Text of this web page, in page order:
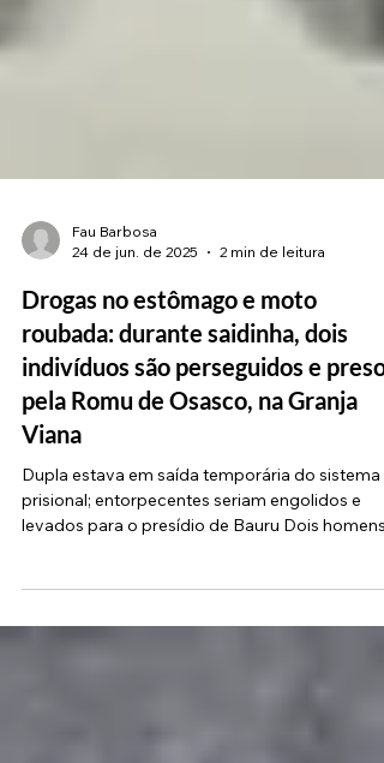
24 de jun. de 2025
2 min de leitura
Drogas no estômago e moto
roubada: durante saidinha, dois
indivíduos são perseguidos e presos
pela Romu de Osasco, na Granja
Viana
Dupla estava em saída temporária do sistema